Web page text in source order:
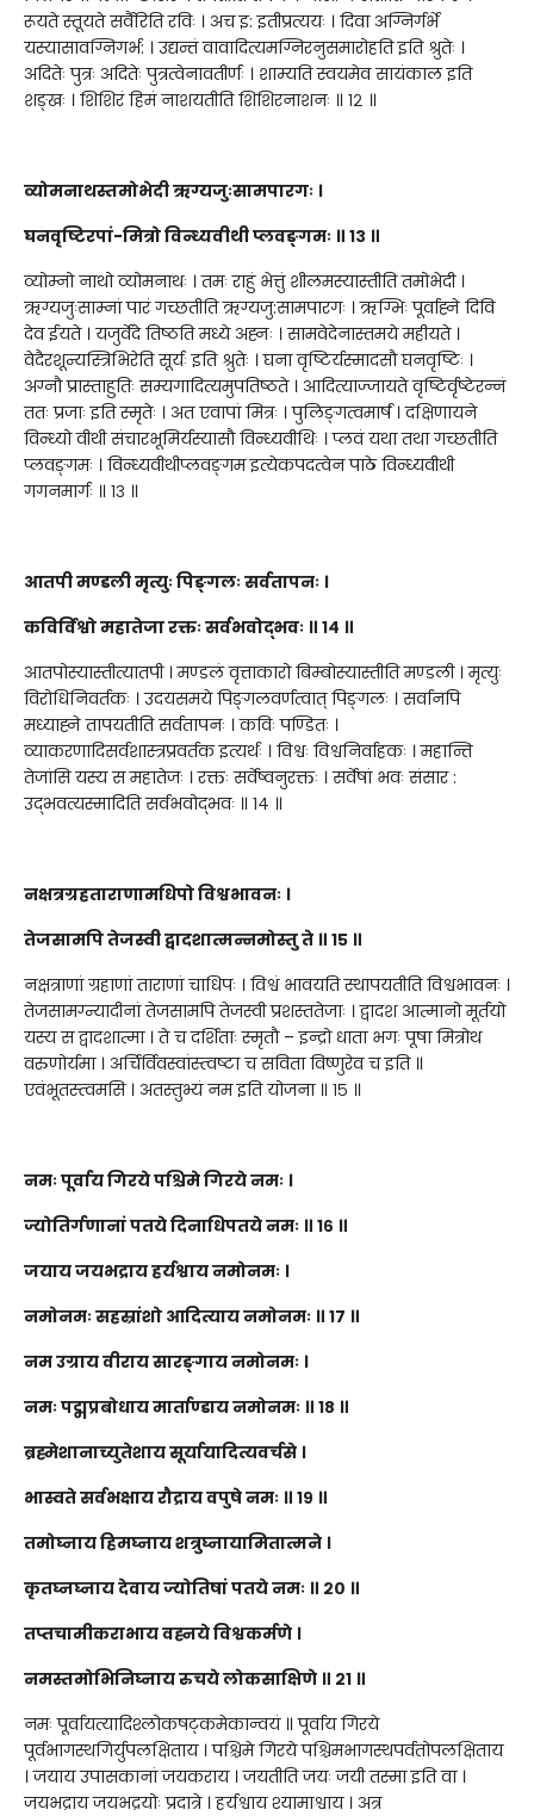
रूयते स्तूयते सर्वैरिति रविः । अच इ: इतीप्रत्ययः । दिवा अग्निर्गर्भे
यस्यासावग्निगर्भ: । उद्यन्तं वावादित्यमग्निरनुसमारोहति इति श्रुतेः ।
अदितेः पुत्रः अदितेः पुत्रत्वेनावतीर्णः । शाम्यति स्वयमेव सायंकाल इति
शङ्खः । शिशिरं हिमं नाशयतीति शिशिरनाशनः ॥ १२ ॥
व्योमनाथस्तमोभेदी ऋग्यजुःसामपारगः ।
घनवृष्टिरपां-मित्रो विन्ध्यवीथी प्लवङ्गमः ॥ १३ ॥
व्योम्नो नाथो व्योमनाथः । तमः राहुं भेत्तुं शीलमस्यास्तीति तमोभेदी ।
ऋग्यजुःसाम्नां पारं गच्छतीति ऋग्यजु:सामपारगः । ऋग्भिः पूर्वाह्ने दिवि
देव ईयते । यजुर्वेदे तिष्ठति मध्ये अह्नः । सामवेदेनास्तमये महीयते ।
वेदैरशून्यस्त्रिभिरेति सूर्यः इति श्रुतेः । घना वृष्टिर्यस्मादसौ घनवृष्टिः ।
अग्नौ प्रास्ताहुतिः सम्यगादित्यमुपतिष्ठते । आदित्याज्जायते वृष्टिर्वृष्टेरन्नं
ततः प्रजाः इति स्मृतेः । अत एवापां मित्रः । पुलिङ्गत्वमार्षं । दक्षिणायने
विन्ध्यो वीथी संचारभूमिर्यस्यासौ विन्ध्यवीथिः । प्लवं यथा तथा गच्छतीति
प्लवङ्गमः । विन्ध्यवीथीप्लवङ्गम इत्येकपदत्वेन पाठे विन्ध्यवीथी
गगनमार्गः ॥ १३ ॥
आतपी मण्डली मृत्युः पिङ्गलः सर्वतापनः ।
कविर्विश्वो महातेजा रक्तः सर्वभवोद्भवः ॥ १४ ॥
आतपोस्यास्तीत्यातपी । मण्डलं वृत्ताकारो बिम्बोस्यास्तीति मण्डली । मृत्युः
विरोधिनिवर्तकः । उदयसमये पिङ्गलवर्णत्वात् पिङ्गलः । सर्वानपि
मध्याह्ने तापयतीति सर्वतापनः । कविः पण्डितः ।
व्याकरणादिसर्वशास्त्रप्रवर्तक इत्यर्थः । विश्वः विश्वनिर्वाहकः । महान्ति
तेजांसि यस्य स महातेजः । रक्तः सर्वेष्वनुरक्तः । सर्वेषां भवः संसार :
उद्भवत्यस्मादिति सर्वभवोद्भवः ॥ १४ ॥
नक्षत्रग्रहताराणामधिपो विश्वभावनः ।
तेजसामपि तेजस्वी द्वादशात्मन्नमोस्तु ते ॥ १५ ॥
नक्षत्राणां ग्रहाणां ताराणां चाधिपः । विश्वं भावयति स्थापयतीति विश्वभावनः ।
तेजसामग्न्यादीनां तेजसामपि तेजस्वी प्रशस्ततेजाः । द्वादश आत्मानो मूर्तयो
यस्य स द्वादशात्मा । ते च दर्शिताः स्मृतौ – इन्द्रो धाता भगः पूषा मित्रोथ
वरुणोर्यमा । अर्चिर्विवस्वांस्त्वष्टा च सविता विष्णुरेव च इति ॥
एवंभूतस्त्वमसि । अतस्तुभ्यं नम इति योजना ॥ १५ ॥
नमः पूर्वाय गिरये पश्चिमे गिरये नमः ।
ज्योतिर्गणानां पतये दिनाधिपतये नमः ॥ १६ ॥
जयाय जयभद्राय हर्यश्वाय नमोनमः ।
नमोनमः सहस्रांशो आदित्याय नमोनमः ॥ १७ ॥
नम उग्राय वीराय सारङ्गाय नमोनमः ।
नमः पद्मप्रबोधाय मार्ताण्डाय नमोनमः ॥ १८ ॥
ब्रह्मेशानाच्युतेशाय सूर्यायादित्यवर्चसे ।
भास्वते सर्वभक्षाय रौद्राय वपुषे नमः ॥ १९ ॥
तमोघ्नाय हिमघ्नाय शत्रुघ्नायामितात्मने ।
कृतघ्नघ्नाय देवाय ज्योतिषां पतये नमः ॥ २० ॥
तप्तचामीकराभाय वह्नये विश्वकर्मणे ।
नमस्तमोभिनिघ्नाय रुचये लोकसाक्षिणे ॥ २१ ॥
नमः पूर्वायत्यादिश्लोकषट्कमेकान्वयं ॥ पूर्वाय गिरये
पूर्वभागस्थगिर्युपलक्षिताय । पश्चिमे गिरये पश्चिमभागस्थपर्वतोपलक्षिताय
। जयाय उपासकानां जयकराय । जयतीति जयः जयी तस्मा इति वा ।
जयभद्राय जयभद्रयोः प्रदात्रे । हर्यश्वाय श्यामाश्वाय । अत्र